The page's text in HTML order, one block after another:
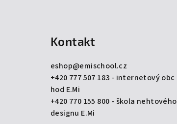
Kontakt
eshop@emischool.cz
+420 777 507 183 - internetový obc
hod E.Mi
+420 770 155 800 - škola nehtového
designu E.Mi